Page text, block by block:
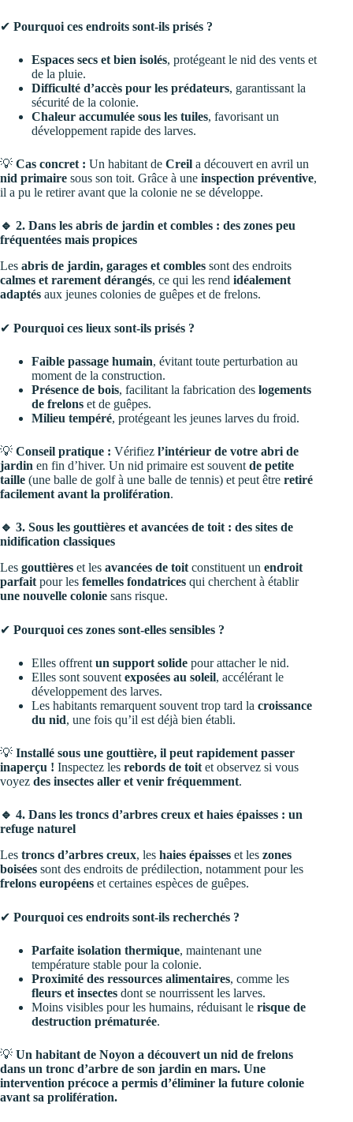
✔ Pourquoi ces endroits sont-ils prisés ?
Espaces secs et bien isolés, protégeant le nid des vents et
de la pluie.
Difficulté d’accès pour les prédateurs, garantissant la
sécurité de la colonie.
Chaleur accumulée sous les tuiles, favorisant un
développement rapide des larves.
💡 Cas concret : Un habitant de Creil a découvert en avril un
nid primaire sous son toit. Grâce à une inspection préventive,
il a pu le retirer avant que la colonie ne se développe.
🔹 2. Dans les abris de jardin et combles : des zones peu
fréquentées mais propices
Les abris de jardin, garages et combles sont des endroits
calmes et rarement dérangés, ce qui les rend idéalement
adaptés aux jeunes colonies de guêpes et de frelons.
✔ Pourquoi ces lieux sont-ils prisés ?
Faible passage humain, évitant toute perturbation au
moment de la construction.
Présence de bois, facilitant la fabrication des logements
de frelons et de guêpes.
Milieu tempéré, protégeant les jeunes larves du froid.
💡 Conseil pratique : Vérifiez l’intérieur de votre abri de
jardin en fin d’hiver. Un nid primaire est souvent de petite
taille (une balle de golf à une balle de tennis) et peut être retiré
facilement avant la prolifération.
🔹 3. Sous les gouttières et avancées de toit : des sites de
nidification classiques
Les gouttières et les avancées de toit constituent un endroit
parfait pour les femelles fondatrices qui cherchent à établir
une nouvelle colonie sans risque.
✔ Pourquoi ces zones sont-elles sensibles ?
Elles offrent un support solide pour attacher le nid.
Elles sont souvent exposées au soleil, accélérant le
développement des larves.
Les habitants remarquent souvent trop tard la croissance
du nid, une fois qu’il est déjà bien établi.
💡 Installé sous une gouttière, il peut rapidement passer
inaperçu ! Inspectez les rebords de toit et observez si vous
voyez des insectes aller et venir fréquemment.
🔹 4. Dans les troncs d’arbres creux et haies épaisses : un
refuge naturel
Les troncs d’arbres creux, les haies épaisses et les zones
boisées sont des endroits de prédilection, notamment pour les
frelons européens et certaines espèces de guêpes.
✔ Pourquoi ces endroits sont-ils recherchés ?
Parfaite isolation thermique, maintenant une
température stable pour la colonie.
Proximité des ressources alimentaires, comme les
fleurs et insectes dont se nourrissent les larves.
Moins visibles pour les humains, réduisant le risque de
destruction prématurée.
💡 Un habitant de Noyon a découvert un nid de frelons
dans un tronc d’arbre de son jardin en mars. Une
intervention précoce a permis d’éliminer la future colonie
avant sa prolifération.